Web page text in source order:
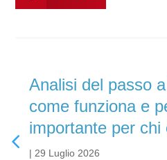
Analisi del passo
come funziona e
importante per chi
| 29 Luglio 2026